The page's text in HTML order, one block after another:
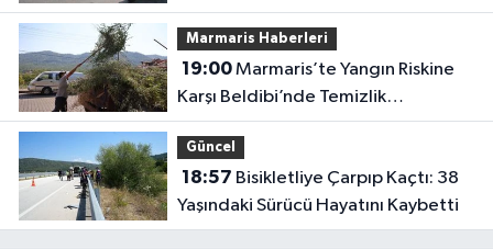
Marmaris Haberleri
19:00Marmaris’te Yangın Riskine
Karşı Beldibi’nde Temizlik
Seferberliği
Güncel
18:57
Yaşındaki Sürücü Hayatını Kaybetti